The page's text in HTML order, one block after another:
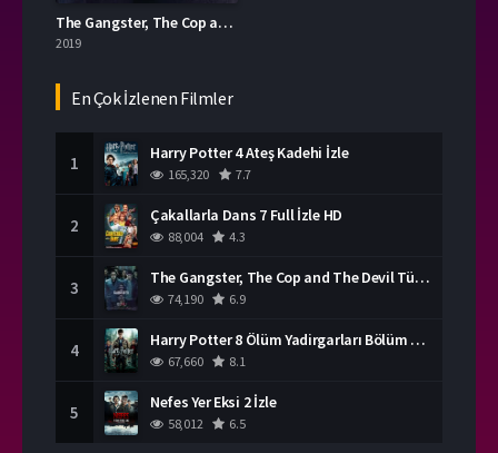
The Gangster, The Cop and The Devil Türkçe Dublaj İzle
2019
En Çok İzlenen Filmler
1 Harry Potter 4 Ateş Kadehi İzle
165,320 7.7
2 Çakallarla Dans 7 Full İzle HD
88,004 4.3
3 The Gangster, The Cop and The Devil Türkçe Dublaj İzle
74,190 6.9
4 Harry Potter 8 Ölüm Yadirgarları Bölüm 2 İzle
67,660 8.1
5 Nefes Yer Eksi 2 İzle
58,012 6.5